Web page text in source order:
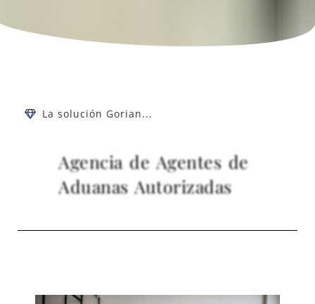
La solución Gorian...
Agencia de Agentes de
Aduanas Autorizadas